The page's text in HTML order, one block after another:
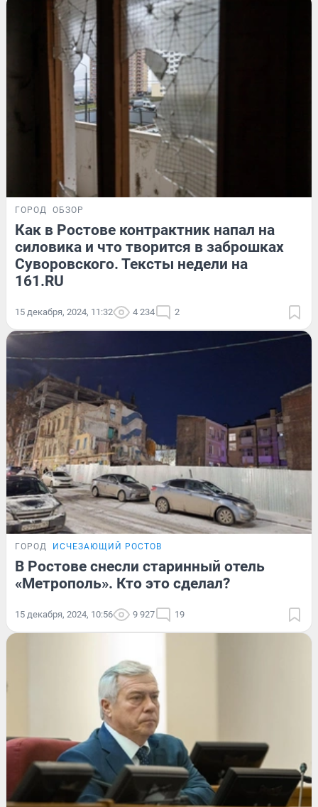
ГОРОД ОБЗОР
Как в Ростове контрактник напал на
силовика и что творится в заброшках
Суворовского. Тексты недели на
161.RU
15 декабря, 2024, 11:32 4 234 2
ГОРОД ИСЧЕЗАЮЩИЙ РОСТОВ
В Ростове снесли старинный отель
«Метрополь». Кто это сделал?
15 декабря, 2024, 10:56 9 927 19